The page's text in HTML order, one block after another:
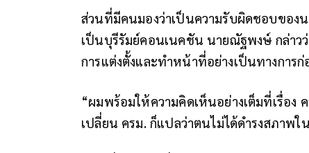
ส่วนที่มีคนมองว่าเป็นความรับผิดชอบของ
เป็นบุรีรัมย์คอนเนคชัน นายณัฐพงษ์ กล่าว
การแต่งตั้งและทำหน้าที่อย่างเป็นทางการก่
“ผมพร้อมให้ความคิดเห็นอย่างเต็มที่เรื่อ
เปลี่ยน ครม. ก็แปลว่าตนไม่ได้ดำรงสภาพ